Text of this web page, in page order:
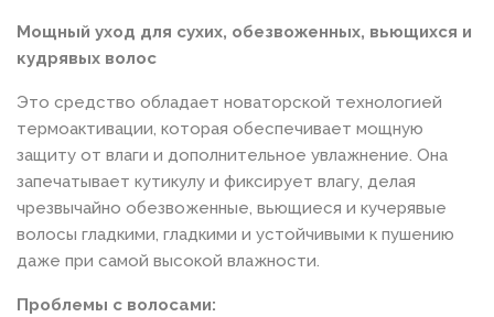
Мощный уход для сухих, обезвоженных, вьющихся и
кудрявых волос
Это средство обладает новаторской технологией
термоактивации, которая обеспечивает мощную
защиту от влаги и дополнительное увлажнение. Она
запечатывает кутикулу и фиксирует влагу, делая
чрезвычайно обезвоженные, вьющиеся и кучерявые
волосы гладкими, гладкими и устойчивыми к пушению
даже при самой высокой влажности.
Проблемы с волосами: